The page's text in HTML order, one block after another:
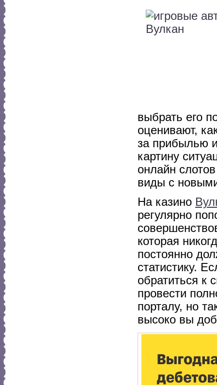
выбрать его
оценивают,
за прибылью
картину
онлайн
виды с
На казино
регулярно
которая
постоянно
статистику.
обратиться к
провести
порталу, но
высоко вы